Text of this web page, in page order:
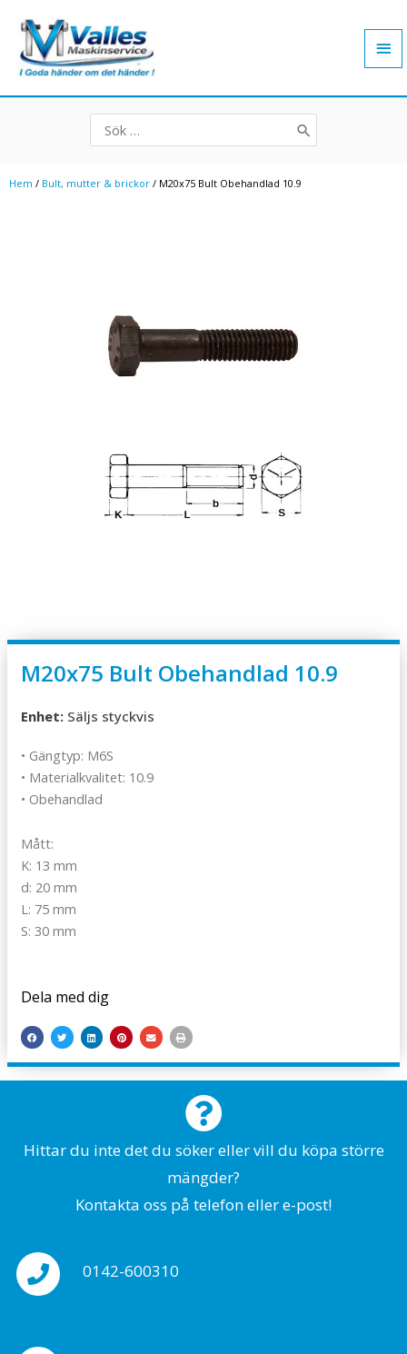
innehåll
Search
for:
Hem / Bult, mutter & brickor / M20x75 Bult Obehandlad 10.9
M20x75 Bult Obehandlad 10.9
Enhet: Säljs styckvis
• Gängtyp: M6S
• Materialkvalitet: 10.9
• Obehandlad
Mått:
K: 13 mm
d: 20 mm
L: 75 mm
S: 30 mm
Dela med dig
Hittar du inte det du söker eller vill du köpa större
mängder?
Kontakta oss på telefon eller e-post!
0142-600310